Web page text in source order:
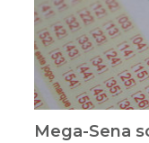
Mega-Sena